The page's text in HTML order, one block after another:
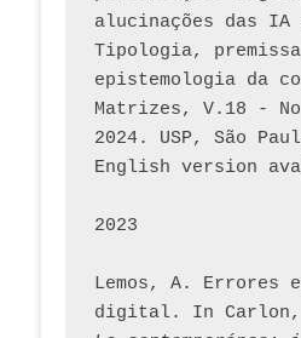
alucinações das IA
Tipologia,
epistemologia da
Matrizes, V.18 -
2024. USP, São
English version
2023
Lemos, A. Errores